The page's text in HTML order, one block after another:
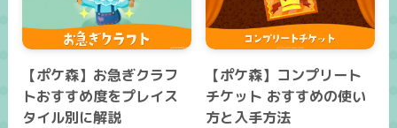
【ポケ森】お急ぎクラフ
トおすすめ度をプレイス
タイル別に解説
【ポケ森】コンプリート
チケット おすすめの使い
方と入手方法